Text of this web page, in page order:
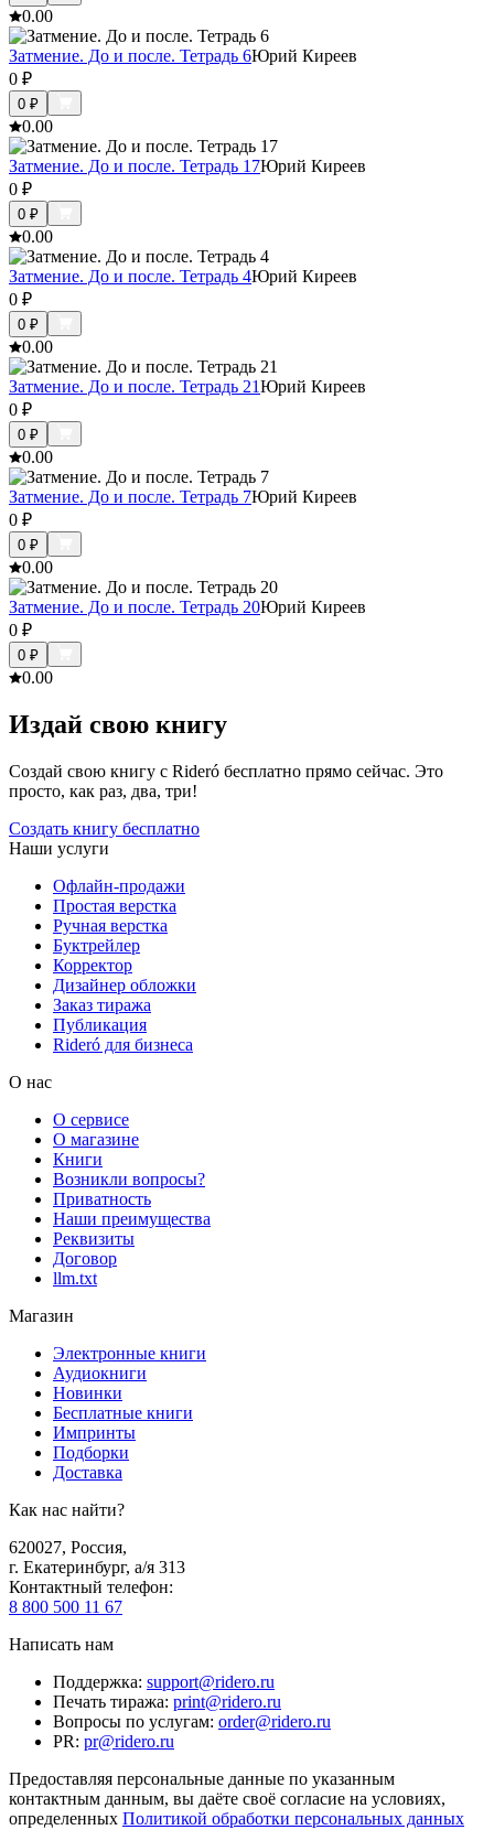
0.00
Затмение. До и после. Тетрадь 6Юрий Киреев
0 ₽
0 ₽
0.00
Затмение. До и после. Тетрадь 17Юрий Киреев
0 ₽
0 ₽
0.00
Затмение. До и после. Тетрадь 4Юрий Киреев
0 ₽
0 ₽
0.00
Затмение. До и после. Тетрадь 21Юрий Киреев
0 ₽
0 ₽
0.00
Затмение. До и после. Тетрадь 7Юрий Киреев
0 ₽
0 ₽
0.00
Затмение. До и после. Тетрадь 20Юрий Киреев
0 ₽
0 ₽
0.00
Издай свою книгу
Создай свою книгу с Rideró бесплатно прямо сейчас. Это
просто, как раз, два, три!
Создать книгу бесплатно
Наши услуги
Офлайн-продажи
Простая верстка
Ручная верстка
Буктрейлер
Корректор
Дизайнер обложки
Заказ тиража
Публикация
Rideró для бизнеса
О нас
О сервисе
О магазине
Книги
Возникли вопросы?
Приватность
Наши преимущества
Реквизиты
Договор
llm.txt
Магазин
Электронные книги
Аудиокниги
Новинки
Бесплатные книги
Импринты
Подборки
Доставка
Как нас найти?
620027, Россия,
г. Екатеринбург, а/я 313
Контактный телефон:
8 800 500 11 67
Написать нам
Поддержка: support@ridero.ru
Печать тиража: print@ridero.ru
Вопросы по услугам: order@ridero.ru
PR: pr@ridero.ru
Предоставляя персональные данные по указанным
контактным данным, вы даёте своё согласие на условиях,
определенных Политикой обработки персональных данных